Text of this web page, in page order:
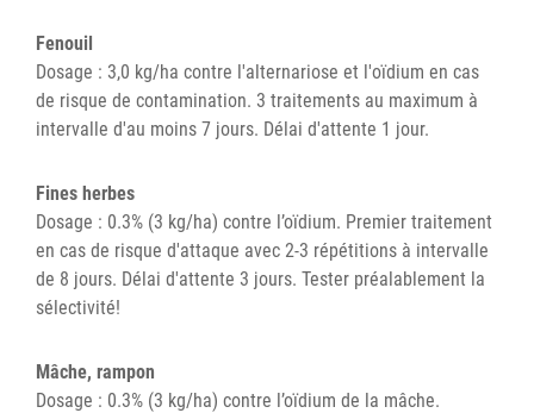
Fenouil
Dosage : 3,0 kg/ha contre l'alternariose et l'oïdium en cas
de risque de contamination. 3 traitements au maximum à
intervalle d'au moins 7 jours. Délai d'attente 1 jour.
Fines herbes
Dosage : 0.3% (3 kg/ha) contre l’oïdium. Premier traitement
en cas de risque d'attaque avec 2-3 répétitions à intervalle
de 8 jours. Délai d'attente 3 jours. Tester préalablement la
sélectivité!
Mâche, rampon
Dosage : 0.3% (3 kg/ha) contre l’oïdium de la mâche.